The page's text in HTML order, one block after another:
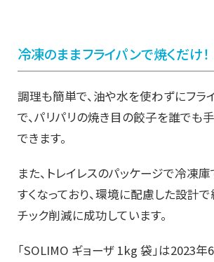
冷凍のままフライパンで焼くだけ！
調理も簡単で、油や水を使わずにフラ
で、パリパリの焼き目の餃子を誰でも
できます。
また、トレイレスのパッケージで冷凍
すくなっており、環境に配慮した設計
チック削減に成功しています。
「SOLIMO ギョーザ 1kg 袋」は2023年